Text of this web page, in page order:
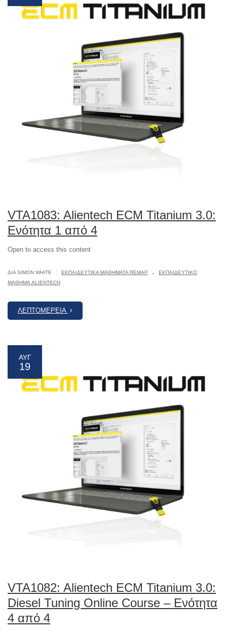
VTA1083: Alientech ECM Titanium 3.0:
Ενότητα 1 από 4
Open to access this content
ΔΙΆ SIMON WHITE ΕΚΠΑΙΔΕΥΤΙΚΆ ΜΑΘΉΜΑΤΑ REMAP .
ΕΚΠΑΙΔΕΥΤΙΚΌ
ΜΆΘΗΜΑ ALIENTECH
ΛΕΠΤΟΜΈΡΕΙΑ
ΑΥΓ
19
VTA1082: Alientech ECM Titanium 3.0:
Diesel Tuning Online Course – Ενότητα
4 από 4